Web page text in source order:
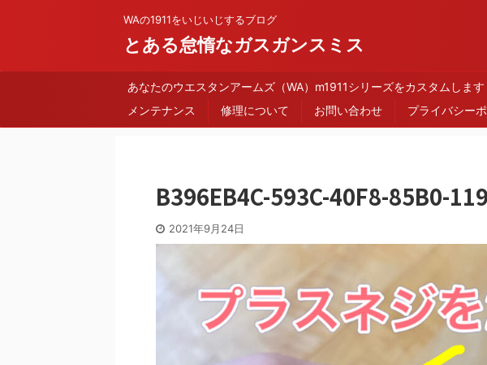
WAの1911をいじいじするブログ
とある怠惰なガスガンスミス
あなたのウエスタンアームズ（WA）m1911シリーズをカスタムします
メンテナンス
修理について お問い合わせ プライバシー
B396EB4C-593C-40F8-85B0-
2021年9月24日